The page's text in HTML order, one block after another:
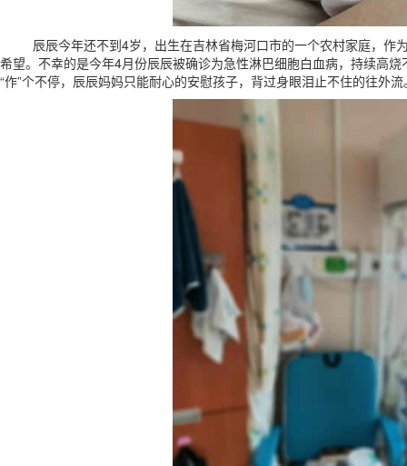
辰辰今年还不到4岁，出生在吉林省梅河口市的一个农村家庭，作
希望。不幸的是今年4月份辰辰被确诊为急性淋巴细胞白血病，持续高
“作”个不停，辰辰妈妈只能耐心的安慰孩子，背过身眼泪止不住的往外流